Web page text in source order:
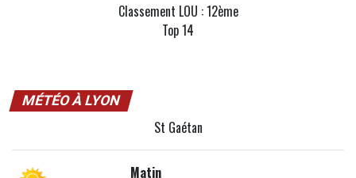
Classement LOU : 12ème
Top 14
MÉTÉO À LYON
St Gaétan
Matin